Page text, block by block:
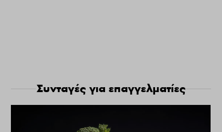
Συνταγές για επαγγελματίες